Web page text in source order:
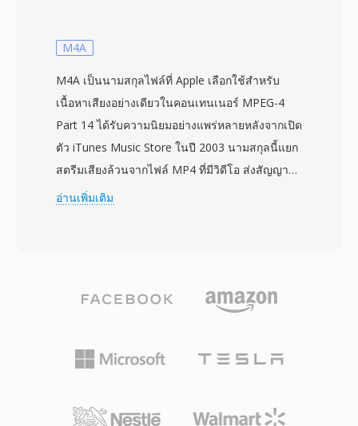
1990 ในฐานะรูปแบบที่นิยมสำหรับการแลกเปลี่ยน
etree.org สร้างเครือข่ายแจกจ่ายทั้งหมดรอบไฟล์
ความเรียบง่ายของรูปแบบ — การเข้ารหัสและ
Pentium ยุคแรก จุดแข็งอีกประการคือเอาต์พุตที่
การบีบอัดที่ดีกว่า การรองรับการค้นหาตำแหน่ง
และเมทาดาทาแบบฝัง แต่ SHN ยังคงมีความสำคัญ
รูปแบบนี้ยังคงหมุนเวียนอยู่ในปัจจุบัน
M4A
M4A เป็นนามสกุลไฟล์ที่ Apple เลือกใช้สำหรับ
เนื้อหาเสียงอย่างเดียวในคอนเทนเนอร์ MPEG-4
Part 14 ได้รับความนิยมอย่างแพร่หลายหลังจากเปิด
ตัว iTunes Music Store ในปี 2003 นามสกุลนี้แยก
สตรีมเสียงล้วนจากไฟล์ MP4 ที่มีวิดีโอ ส่งสัญญาณ
ให้เครื่องเล่นทราบว่าไม่มีแทร็กวิดีโอ ภายในไฟล์
เท่า ด้วย spectral band replication ที่ปรับปรุงแล้ว
สติกที่ขัดเกลา รองรับอัตราสุ่มตัวอย่างสูงสุด 96
kHz และความลึกบิตสูงสุด 24 บิต การผสานรวมกับ
Apple Music, iPhone, iPad และ macOS รองรับ
อ่านเพิ่มเติม